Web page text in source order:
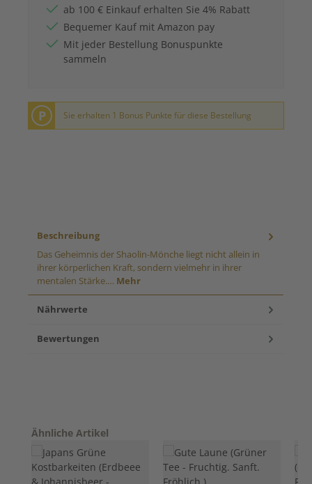
ab 100 € Einkauf erhalten Sie 4% Rabatt
Bequemer Kauf mit Amazon pay
Mit jeder Bestellung Bonuspunkte
sammeln
P Sie erhalten 1 Bonus Punkte für diese Bestellung
Beschreibung
Das Geheimnis der Shaolin-Mönche liegt nicht allein in
ihrer körperlichen Kraft, sondern vielmehr in ihrer
mentalen Stärke.… Mehr
Nährwerte
Bewertungen
Produktgalerie überspringen
Ähnliche Artikel